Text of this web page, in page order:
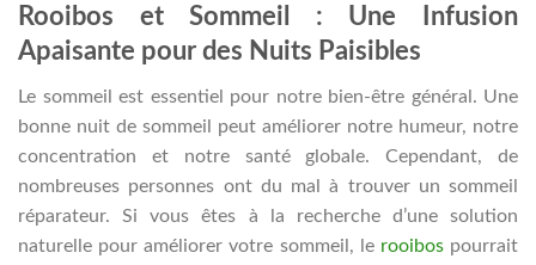
Rooibos et Sommeil : Une Infusion
Apaisante pour des Nuits Paisibles
Le sommeil est essentiel pour notre bien-être général. Une
bonne nuit de sommeil peut améliorer notre humeur, notre
concentration et notre santé globale. Cependant, de
nombreuses personnes ont du mal à trouver un sommeil
réparateur. Si vous êtes à la recherche d’une solution
naturelle pour améliorer votre sommeil, le rooibospourrait